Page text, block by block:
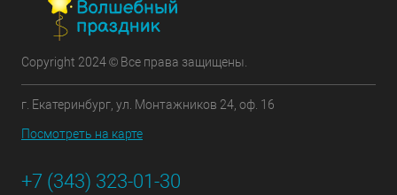
Copyright 2024 © Все права защищены.
г. Екатеринбург, ул. Монтажников 24, оф. 16
Посмотреть на карте
+7 (343) 323-01-30